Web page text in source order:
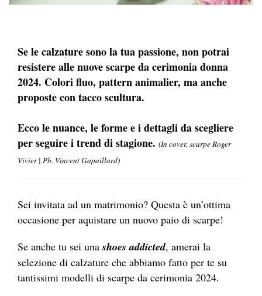
Se le calzature sono la tua passione, non potrai
resistere alle nuove scarpe da cerimonia donna
2024. Colori fluo, pattern animalier, ma anche
proposte con tacco scultura.
Ecco le nuance, le forme e i dettagli da scegliere
per seguire i trend di stagione. (In cover, scarpe Roger
Vivier | Ph. Vincent Gapaillard)
Sei invitata ad un matrimonio? Questa è un’ottima
occasione per aquistare un nuovo paio di scarpe!
Se anche tu sei unashoes addicted, amerai la
selezione di calzature che abbiamo fatto per te su
tantissimi modelli di scarpe da cerimonia 2024.